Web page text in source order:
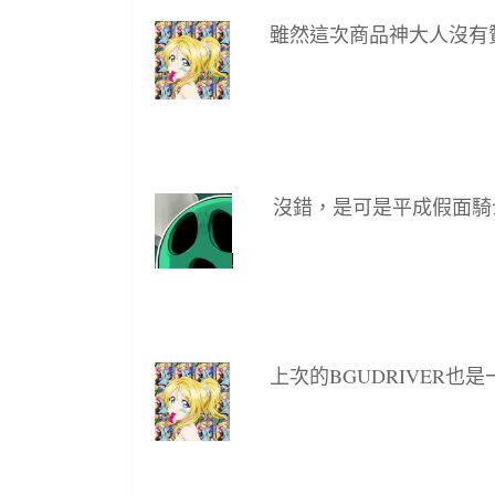
雖然這次商品神大人沒
沒錯，是可是平成假面
上次的BGUDRIVER也